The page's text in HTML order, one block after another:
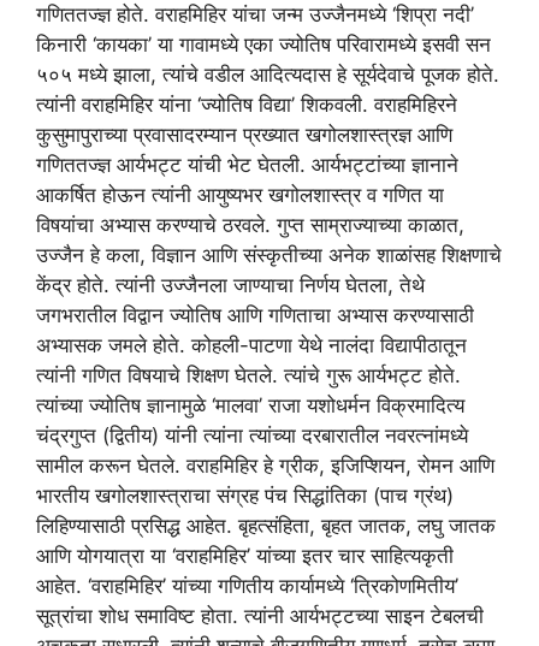
गणिततज्ज्ञ होते. वराहमिहिर यांचा जन्म उज्जैनमध्ये ‘शिप्रा नदी’
किनारी ‘कायका’ या गावामध्ये एका ज्योतिष परिवारामध्ये इसवी सन
५०५ मध्ये झाला, त्यांचे वडील आदित्यदास हे सूर्यदेवाचे पूजक होते.
त्यांनी वराहमिहिर यांना ‘ज्योतिष विद्या’ शिकवली. वराहमिहिरने
कुसुमापुराच्या प्रवासादरम्यान प्रख्यात खगोलशास्त्रज्ञ आणि
गणिततज्ज्ञ आर्यभट्ट यांची भेट घेतली. आर्यभट्टांच्या ज्ञानाने
आकर्षित होऊन त्यांनी आयुष्यभर खगोलशास्त्र व गणित या
विषयांचा अभ्यास करण्याचे ठरवले. गुप्त साम्राज्याच्या काळात,
उज्जैन हे कला, विज्ञान आणि संस्कृतीच्या अनेक शाळांसह शिक्षणाचे
केंद्र होते. त्यांनी उज्जैनला जाण्याचा निर्णय घेतला, तेथे
जगभरातील विद्वान ज्योतिष आणि गणिताचा अभ्यास करण्यासाठी
अभ्यासक जमले होते. कोहली-पाटणा येथे नालंदा विद्यापीठातून
त्यांनी गणित विषयाचे शिक्षण घेतले. त्यांचे गुरू आर्यभट्ट होते.
त्यांच्या ज्योतिष ज्ञानामुळे ‘मालवा’ राजा यशोधर्मन विक्रमादित्य
चंद्रगुप्त (द्वितीय) यांनी त्यांना त्यांच्या दरबारातील नवरत्नांमध्ये
सामील करून घेतले. वराहमिहिर हे ग्रीक, इजिप्शियन, रोमन आणि
भारतीय खगोलशास्त्राचा संग्रह पंच सिद्धांतिका (पाच ग्रंथ)
लिहिण्यासाठी प्रसिद्ध आहेत. बृहत्संहिता, बृहत जातक, लघु जातक
आणि योगयात्रा या ‘वराहमिहिर’ यांच्या इतर चार साहित्यकृती
आहेत. ‘वराहमिहिर’ यांच्या गणितीय कार्यामध्ये ‘त्रिकोणमितीय’
सूत्रांचा शोध समाविष्ट होता. त्यांनी आर्यभट्टच्या साइन टेबलची